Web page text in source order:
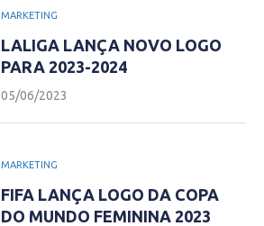
MARKETING
LALIGA LANÇA NOVO LOGO
PARA 2023-2024
05/06/2023
MARKETING
FIFA LANÇA LOGO DA COPA
DO MUNDO FEMININA 2023